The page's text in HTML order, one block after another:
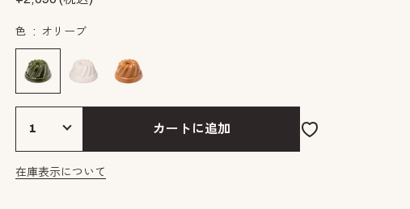
色 オリーブ
カートに追加
在庫表示について